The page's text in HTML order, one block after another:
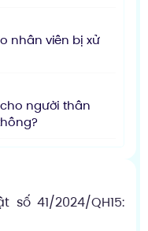
nhân viên bị xử
người thân
số 41/2024/QH15: